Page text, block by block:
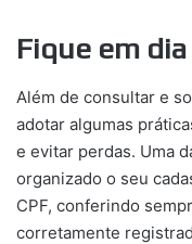
Fique em
Além de consultar e
adotar algumas
e evitar perdas. Uma
organizado o seu
CPF, conferindo
corretamente